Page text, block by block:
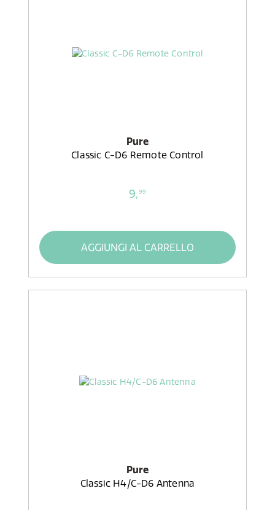
Pure
Classic C-D6 Remote Control
9,99
AGGIUNGI AL CARRELLO
Pure
Classic H4/C-D6 Antenna